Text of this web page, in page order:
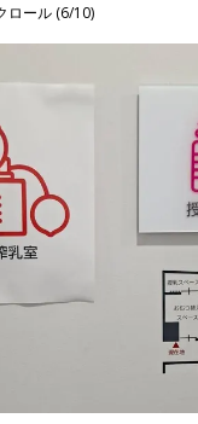
ロール (6/10)